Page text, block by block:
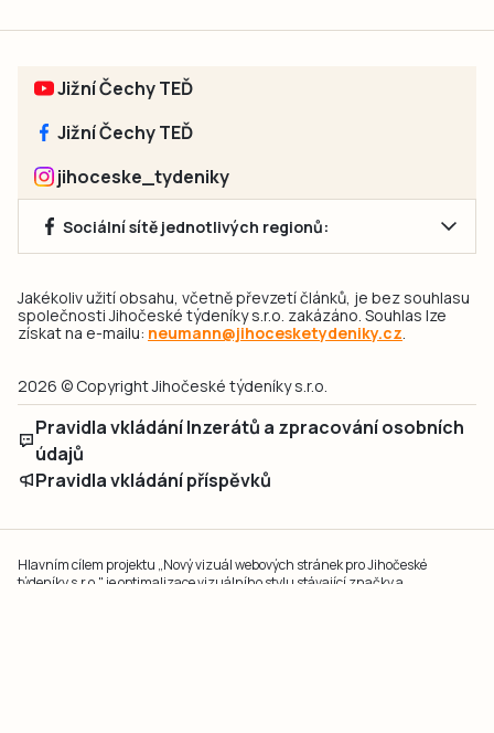
Jižní Čechy TEĎ
Jižní Čechy TEĎ
jihoceske_tydeniky
Sociální sítě jednotlivých regionů:
Jakékoliv užití obsahu, včetně převzetí článků, je bez souhlasu
společnosti Jihočeské týdeníky s.r.o. zakázáno. Souhlas lze
získat na e-mailu: neumann@jihocesketydeniky.cz.
2026 © Copyright Jihočeské týdeníky s.r.o.
Pravidla vkládání Inzerátů a zpracování osobních
údajů
Pravidla vkládání příspěvků
Hlavním cílem projektu „Nový vizuál webových stránek pro Jihočeské
týdeníky s.r.o." je optimalizace vizuálního stylu stávající značky a